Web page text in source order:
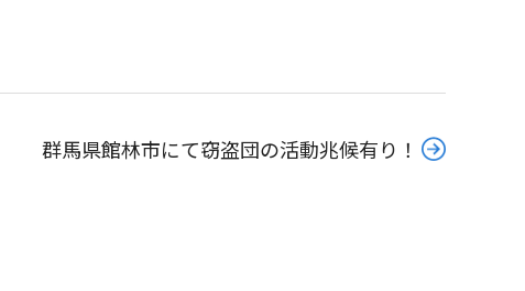
群馬県館林市にて窃盗団の活動兆候有り！